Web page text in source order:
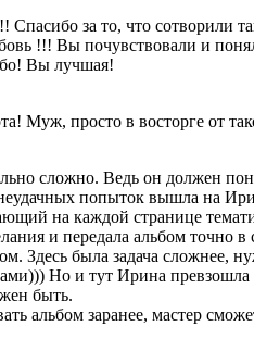
за то, что сотворили
!!! Вы почувствовали и
Вы лучшая!
Муж, просто в восторге от
сложно. Ведь он должен
неудачных попыток вышла на
на каждой странице
и передала альбом точно в
Здесь была задача сложнее,
Но и тут Ирина
быть.
альбом заранее, мастер